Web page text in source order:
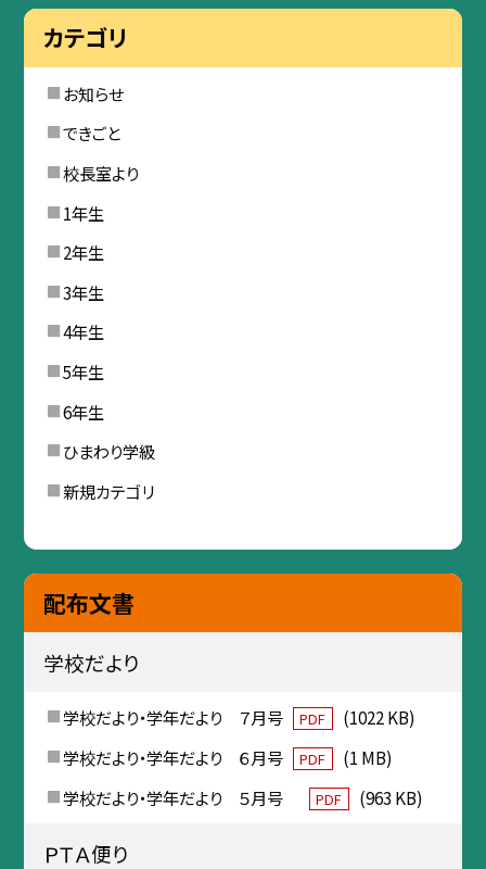
カテゴリ
お知らせ
できごと
校長室より
1年生
2年生
3年生
4年生
5年生
6年生
ひまわり学級
新規カテゴリ
配布文書
学校だより
学校だより・学年だより ７月号 PDF
(1022 KB)
学校だより・学年だより ６月号
PDF
(1 MB)
学校だより・学年だより ５月号
PDF (963 KB)
ＰＴＡ便り